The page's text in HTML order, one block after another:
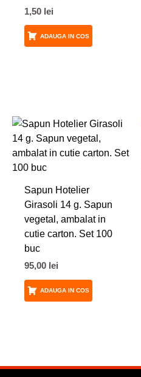
1,50 lei
ADAUGA IN COS
Sapun Hotelier
Girasoli 14 g. Sapun
vegetal, ambalat in
cutie carton. Set 100
buc
95,00 lei
ADAUGA IN COS